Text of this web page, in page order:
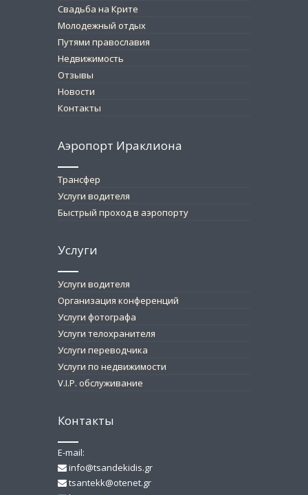
Свадьба на Крите
Молодежный отдых
Путями православия
Недвижимость
Отзывы
Новости
Контакты
Аэропорт Ираклиона
Трансфер
Услуги водителя
Быстрый проход в аэропорту
Услуги
Услуги водителя
Организация конференций
Услуги фотографа
Услуги телохранителя
Услуги переводчика
Услуги по недвижимости
V.I.P. обслуживание
Контакты
E-mail:
info@tsandekidis.gr
tsantekk@otenet.gr